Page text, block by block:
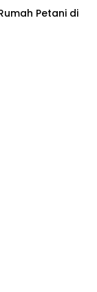
Petani di